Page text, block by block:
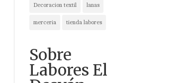
Decoracion textil lanas
merceria tienda labores
Sobre
Labores El